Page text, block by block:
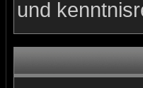
und